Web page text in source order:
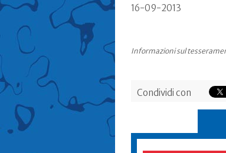
16-09-2013
Informazioni sul
Condividi con